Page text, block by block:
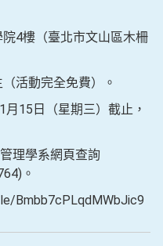
4樓（臺北市文山區木柵
活動完全免費）。
15日（星期三）截止，
理學系網頁查詢
。
Bmbb7cPLqdMWbJic9